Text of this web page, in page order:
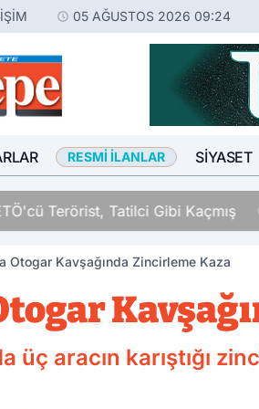
05 AĞUSTOS 2026 09:24
RESMI İLANLAR SIYASET
Terörist, Tatilci Gibi Kaçmış
Otogar Kavşağında Zincirleme Kaza
üç aracın karıştığı